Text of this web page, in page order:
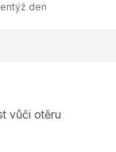
den
vůči otěru